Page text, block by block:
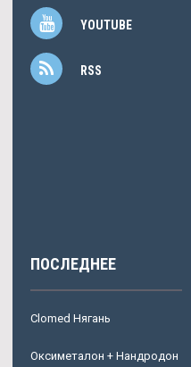
YOUTUBE
RSS
ПОСЛЕДНЕЕ
Clomed Нягань
Оксиметалон + Нандродон